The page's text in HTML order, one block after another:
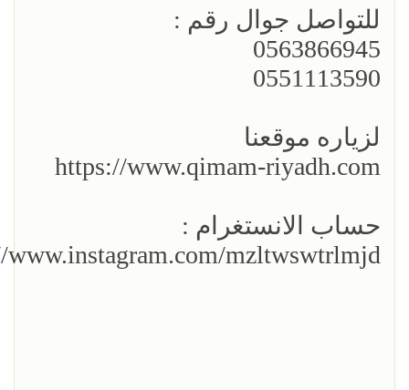
للتواصل جوال رقم :
0563866945
0551113590
لزياره موقعنا
https://www.qimam-riyadh.com
حساب الانستغرام :
www.instagram.com/mzltwswtrlmjd/